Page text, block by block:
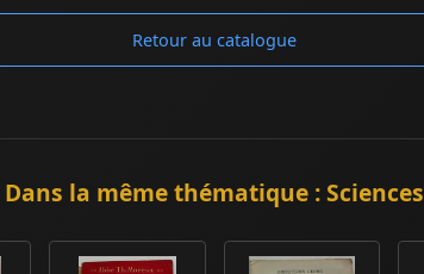
Retour au catalogue
Dans la même thématique : Sciences